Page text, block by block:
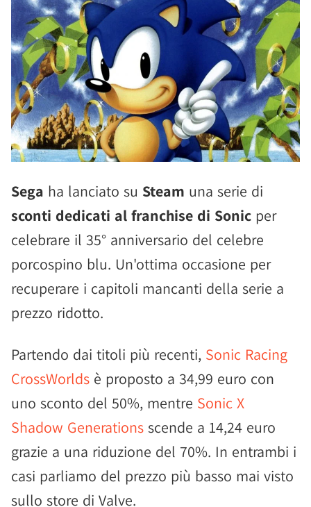
Sega ha lanciato su Steam una serie di
sconti dedicati al franchise di Sonic per
celebrare il 35° anniversario del celebre
porcospino blu. Un'ottima occasione per
recuperare i capitoli mancanti della serie a
prezzo ridotto.
Partendo dai titoli più recenti, Sonic Racing
CrossWorlds è proposto a 34,99 euro con
uno sconto del 50%, mentre Sonic X
Shadow Generations scende a 14,24 euro
grazie a una riduzione del 70%. In entrambi i
casi parliamo del prezzo più basso mai visto
sullo store di Valve.